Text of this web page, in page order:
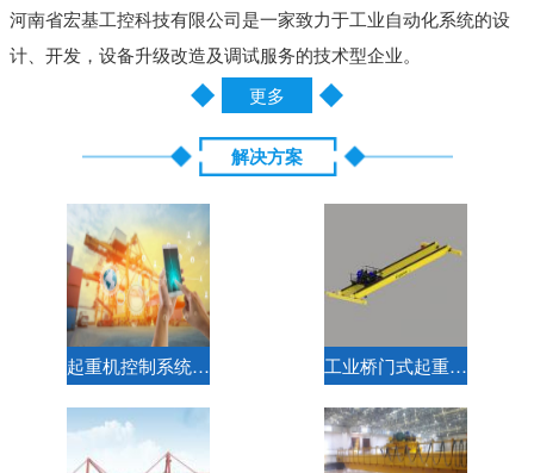
河南省宏基工控科技有限公司是一家致力于工业自动化系统的设
计、开发，设备升级改造及调试服务的技术型企业。
更多
解决方案
起重机控制系统解决方案 工业桥门式起重机标准电气解决方案